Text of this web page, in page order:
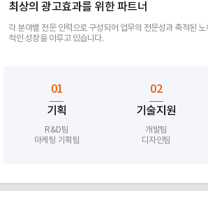
최상의 광고효과를 위한 파트너
각 분야별 전문 인력으로 구성되어 업무의 전문성과 축적된
적인 성장을 이루고 있습니다.
01
기획
R&D팀
마케팅 기획팀
02
기술지원
개발팀
디자인팀